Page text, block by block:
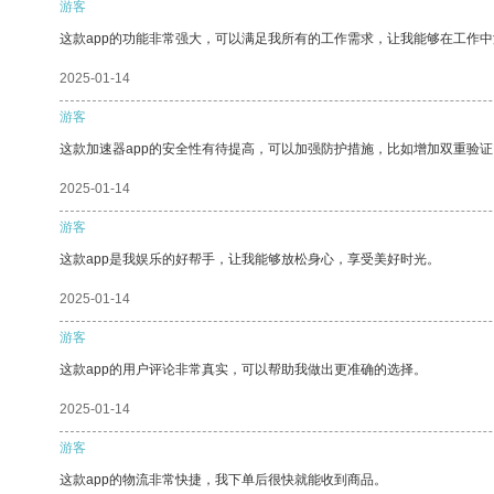
游客
这款app的功能非常强大，可以满足我所有的工作需求，让我能够在工作中
2025-01-14
游客
这款加速器app的安全性有待提高，可以加强防护措施，比如增加双重验证
2025-01-14
游客
这款app是我娱乐的好帮手，让我能够放松身心，享受美好时光。
2025-01-14
游客
这款app的用户评论非常真实，可以帮助我做出更准确的选择。
2025-01-14
游客
这款app的物流非常快捷，我下单后很快就能收到商品。